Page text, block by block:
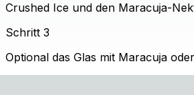
Crushed Ice und den Maracuja-
Schritt 3
Optional das Glas mit Maracuja